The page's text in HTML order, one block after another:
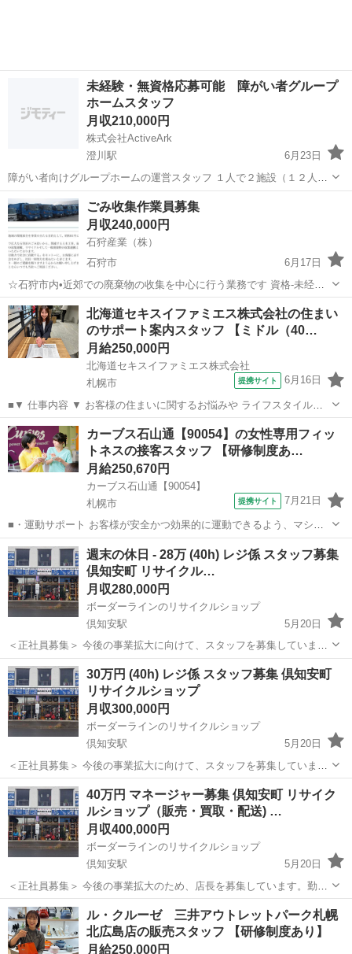
未経験・無資格応募可能 障がい者グループ
ホームスタッフ
月収210,000円
株式会社ActiveArk
澄川駅
6月23日
障がい者向けグループホームの運営スタッフ １人で２施設（１２人ほ
ど）を担当 ２施設を行き来しながら利用者支援を行います。 利用者支
援（生活援助、通院同行、外出同行、相談支援など） 付随業務（書類
作成、環境整備...
北海道 札幌市 澄川駅 その他
ごみ收集作業員募集
月収240,000円
石狩産業（株）
石狩市
6月17日
☆石狩市内•近郊での廃棄物の收集を中心に行う業務です 資格-未经驗
者大歓迎。先輩從業員が丁寧に教えてくれます。 大型、中型、大特免
許保有者優遇 時間-8:00~17:00 勤務-4週6休 休日-日曜日休み、お
盆、...
北海道 石狩市 その他 業務
北海道セキスイファミエス株式会社の住まい
のサポート案内スタッフ 【ミドル（40…
月給250,000円
北海道セキスイファミエス株式会社
札幌市
提携サイト 6月16日
■▼ 仕事内容 ▼ お客様の住まいに関するお悩みや ライフスタイルの
変化に合わせて、 最適なリフォームをご提案します。 具体的には…
◆ 定期点検のご案内・訪問日程の調整 ◆ 住まいの状態チェック ◆ リ
フォームプラ...
北海道 札幌市 その他
カーブス石山通【90054】の女性専用フィッ
トネスの接客スタッフ 【研修制度あ…
月給250,670円
カーブス石山通【90054】
札幌市
提携サイト 7月21日
■・運動サポート お客様が安全かつ効果的に運動できるよう、マシン
の使い方をアドバイスします。運動が初めての方や苦手な方がほとん
どなので、難しい指導はありません。「今日はこの動きを意識しまし
ょう！」といったお声がけをしながら、...
北海道 札幌市 その他
週末の休日 - 28万 (40h) レジ係 スタッフ募集
倶知安町 リサイクル…
月収280,000円
ボーダーラインのリサイクルショップ
倶知安駅
5月20日
＜正社員募集＞ 今後の事業拡大に向けて、スタッフを募集していま
す。勤務時間や曜日についてもご相談に応じます！ ＜会社紹介＞ ボー
ダーラインリサイクルショップ 未経験者歓迎 入社後、研修を通してリ
サイク...
北海道 虻田郡 倶知安駅 その他 買取
30万円 (40h) レジ係 スタッフ募集 倶知安町
リサイクルショップ
月収300,000円
ボーダーラインのリサイクルショップ
倶知安駅
5月20日
＜正社員募集＞ 今後の事業拡大に向けて、スタッフを募集していま
す。勤務時間や曜日についてもご相談に応じます！ ＜会社紹介＞ ボー
ダーラインリサイクルショップ 未経験者歓迎 入社後、研修を通してリ
サイク...
北海道 虻田郡 倶知安駅 買取
40万円 マネージャー募集 倶知安町 リサイク
ルショップ（販売・買取・配送) …
月収400,000円
ボーダーラインのリサイクルショップ
倶知安駅
5月20日
＜正社員募集＞ 今後の事業拡大のため、店長を募集しています。勤務
時間や勤務日数もご相談に応じます！ ＜会社紹介＞ リサイクルショッ
プ「BOARDERLINE」 - 同様の経験があれば優遇します - 入社後の
研...
北海道 虻田郡 倶知安駅 その他 業務
ル・クルーゼ 三井アウトレットパーク札幌
北広島店の販売スタッフ 【研修制度あり】
月給250,000円